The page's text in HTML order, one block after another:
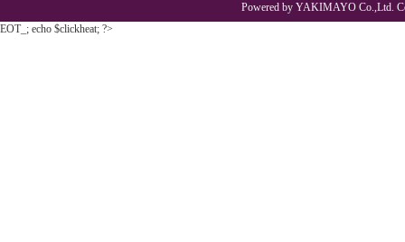
Powered by YAKIMAYO Co.,Ltd.
EOT_; echo $clickheat; ?>